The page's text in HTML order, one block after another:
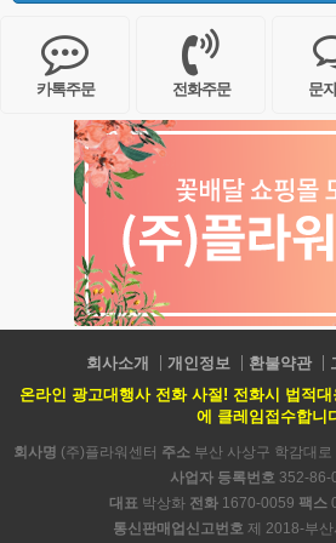
카톡주문 전화주문 문
회사소개 개인정보 환불약관
온라인 광고대행사 전화 사절! 전화시 법적
에 클레임접수합니
회사명 (주)플라워센터 주소부산 사상구 학감대로
사업자 등록번호 352-86-
대표 박상화 전화 1670-0059 팩스
통신판매업신고번호 제 2018-부